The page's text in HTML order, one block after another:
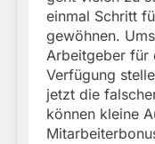
einmal Schritt
gewöhnen.
Arbeitgeber für
Verfügung
jetzt die
können kleine